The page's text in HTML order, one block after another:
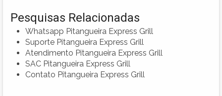
Pesquisas Relacionadas
Whatsapp Pitangueira Express Grill
Suporte Pitangueira Express Grill
Atendimento Pitangueira Express Grill
SAC Pitangueira Express Grill
Contato Pitangueira Express Grill